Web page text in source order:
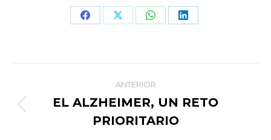
Share Share Share Share
Navegación
entre
publicaciones
ANTERIOR
Publicación
anterior:
EL ALZHEIMER, UN RETO
PRIORITARIO